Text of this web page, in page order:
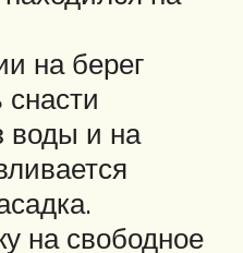
на берег
воды и на
на свободное